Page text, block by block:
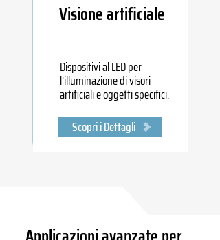
Visione artificiale
Dispositivi al LED per
l’illuminazione di visori
artificiali e oggetti specifici.
Scopri i Dettagli